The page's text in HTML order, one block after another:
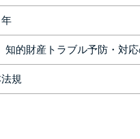
的財産トラブル予防・対
規